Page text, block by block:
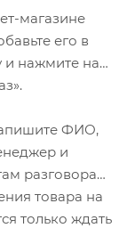
магазине
его в
и нажмите на
ФИО,
и
разговора
товара на
только ждать